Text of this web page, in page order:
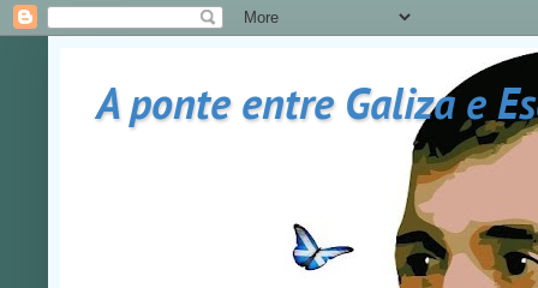
A ponte entre Galiza e